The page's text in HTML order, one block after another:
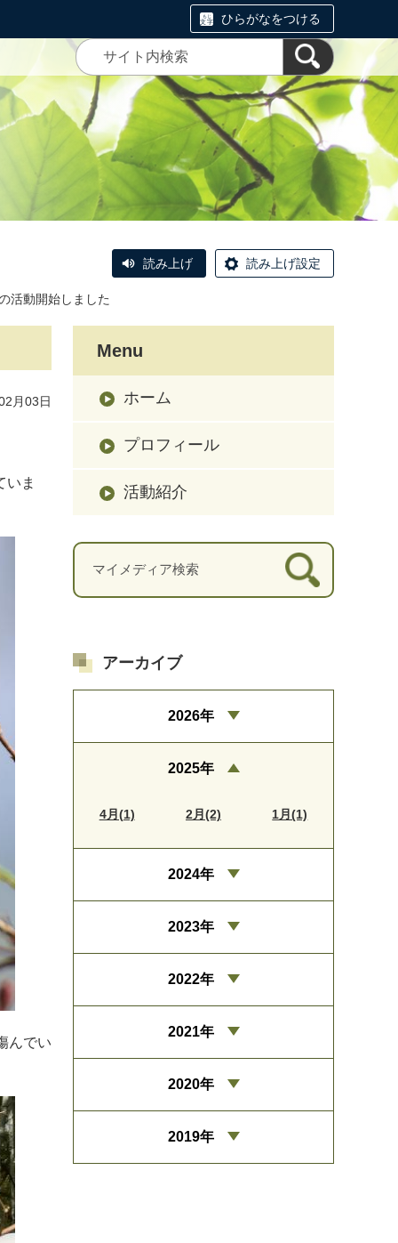
ひらがなをつける
読み上げ 読み上げ設定
活動開始しました
月03日
いま
んでい
Menu
ホーム
プロフィール
活動紹介
アーカイブ
2026年
2025年
4月(1) 2月(2) 1月(1)
2024年
2023年
2022年
2021年
2020年
2019年